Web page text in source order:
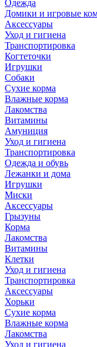
Одежда
Домики и игровые
Аксессуары
Уход и гигиена
Транспортировка
Когтеточки
Игрушки
Собаки
Сухие корма
Влажные корма
Лакомства
Витамины
Амуниция
Уход и гигиена
Транспортировка
Одежда и обувь
Лежанки и дома
Игрушки
Миски
Аксессуары
Грызуны
Корма
Лакомства
Витамины
Клетки
Уход и гигиена
Транспортировка
Аксессуары
Хорьки
Сухие корма
Влажные корма
Лакомства
Уход и гигиена